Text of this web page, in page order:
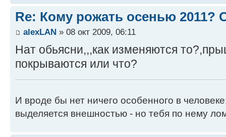
Re: Кому рожать осенью 2011?
alexLAN » 08 окт 2009, 06:11
Нат обьясни,,,как изменяются
покрываются или что?
И вроде бы нет ничего особенного в
выделяется внешностью - но тебя по нему